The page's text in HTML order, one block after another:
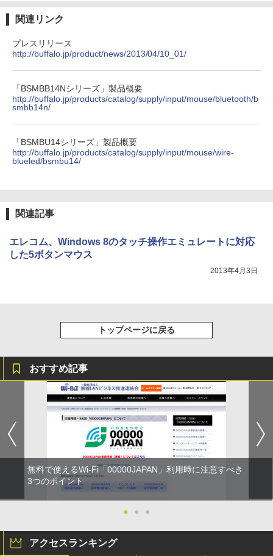
関連リンク
プレスリリース
http://buffalo.jp/product/news/2013/04/10_01/
「BSMBB14Nシリーズ」製品概要
http://buffalo.jp/products/catalog/supply/input/mouse/bluetooth/b
smbb14n/
「BSMBU14シリーズ」製品概要
http://buffalo.jp/products/catalog/supply/input/mouse/wire-
blueled/bsmbu14/
関連記事
エレコム、Windows 8のタッチ操作エミュレートに対応
した5ボタンマウス
2013年4月3日
トップページに戻る
おすすめ記事
無料で使えるWi-Fi「00000JAPAN」利用時に注意すべき
3つのポイント
● ● ●
アクセスランキング